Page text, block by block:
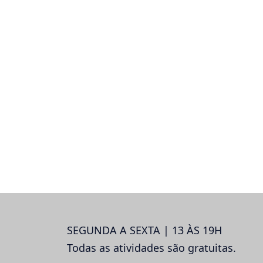
SEGUNDA A SEXTA | 13 ÀS 19H
Todas as atividades são gratuitas.